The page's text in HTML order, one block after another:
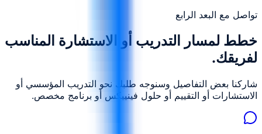
تواصل مع البعد الرابع
خطط لمسار التدريب أو الاستشارة المناسب
لفريقك.
شاركنا بعض التفاصيل وسنوجه طلبك نحو التدريب المؤسسي أو
الاستشارات أو التقييم أو حلول فينييكس أو برنامج مخصص.